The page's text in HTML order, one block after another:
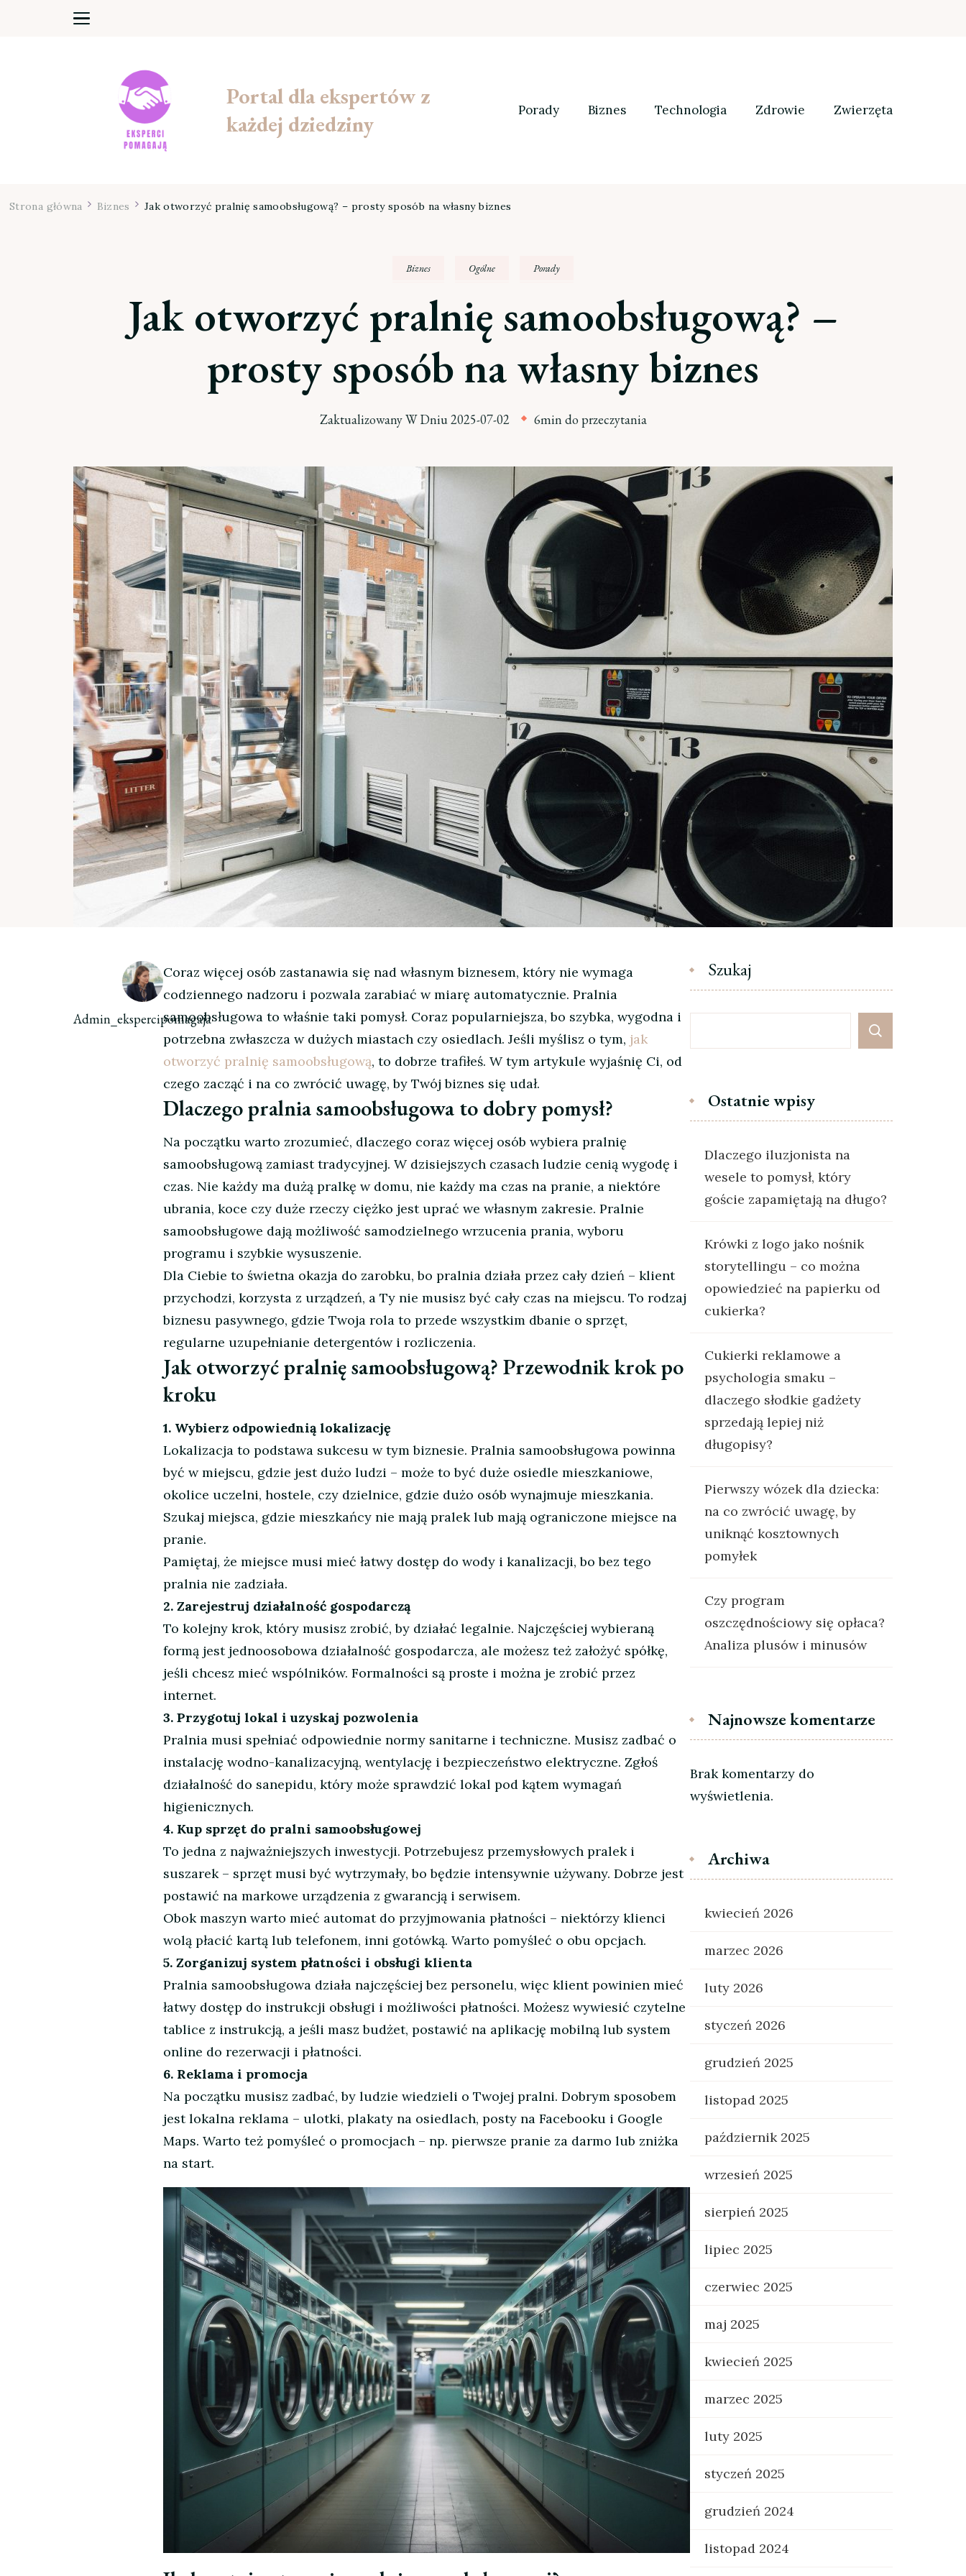
Portal dla ekspertów z
każdej dziedziny
Porady Biznes Technologia Zdrowie Zwierzęta
Strona główna Biznes Jak otworzyć pralnię samoobsługową? – prosty sposób na własny biznes
Biznes Ogólne Porady
Jak otworzyć pralnię samoobsługową? –
prosty sposób na własny biznes
Zaktualizowany W Dniu2025-07-02 6min do przeczytania
Admin_ekspercipomagaja
Coraz więcej osób zastanawia się nad własnym biznesem, który nie wymaga
codziennego nadzoru i pozwala zarabiać w miarę automatycznie. Pralnia
samoobsługowa to właśnie taki pomysł. Coraz popularniejsza, bo szybka, wygodna i
potrzebna zwłaszcza w dużych miastach czy osiedlach. Jeśli myślisz o tym, jak
otworzyć pralnię samoobsługową, to dobrze trafiłeś. W tym artykule wyjaśnię Ci, od
czego zacząć i na co zwrócić uwagę, by Twój biznes się udał.
Dlaczego pralnia samoobsługowa to dobry pomysł?
Na początku warto zrozumieć, dlaczego coraz więcej osób wybiera pralnię
samoobsługową zamiast tradycyjnej. W dzisiejszych czasach ludzie cenią wygodę i
czas. Nie każdy ma dużą pralkę w domu, nie każdy ma czas na pranie, a niektóre
ubrania, koce czy duże rzeczy ciężko jest uprać we własnym zakresie. Pralnie
samoobsługowe dają możliwość samodzielnego wrzucenia prania, wyboru
programu i szybkie wysuszenie.
Dla Ciebie to świetna okazja do zarobku, bo pralnia działa przez cały dzień – klient
przychodzi, korzysta z urządzeń, a Ty nie musisz być cały czas na miejscu. To rodzaj
biznesu pasywnego, gdzie Twoja rola to przede wszystkim dbanie o sprzęt,
regularne uzupełnianie detergentów i rozliczenia.
Jak otworzyć pralnię samoobsługową? Przewodnik krok po
kroku
1. Wybierz odpowiednią lokalizację
Lokalizacja to podstawa sukcesu w tym biznesie. Pralnia samoobsługowa powinna
być w miejscu, gdzie jest dużo ludzi – może to być duże osiedle mieszkaniowe,
okolice uczelni, hostele, czy dzielnice, gdzie dużo osób wynajmuje mieszkania.
Szukaj miejsca, gdzie mieszkańcy nie mają pralek lub mają ograniczone miejsce na
pranie.
Pamiętaj, że miejsce musi mieć łatwy dostęp do wody i kanalizacji, bo bez tego
pralnia nie zadziała.
2. Zarejestruj działalność gospodarczą
To kolejny krok, który musisz zrobić, by działać legalnie. Najczęściej wybieraną
formą jest jednoosobowa działalność gospodarcza, ale możesz też założyć spółkę,
jeśli chcesz mieć wspólników. Formalności są proste i można je zrobić przez
internet.
3. Przygotuj lokal i uzyskaj pozwolenia
Pralnia musi spełniać odpowiednie normy sanitarne i techniczne. Musisz zadbać o
instalację wodno-kanalizacyjną, wentylację i bezpieczeństwo elektryczne. Zgłoś
działalność do sanepidu, który może sprawdzić lokal pod kątem wymagań
higienicznych.
4. Kup sprzęt do pralni samoobsługowej
To jedna z najważniejszych inwestycji. Potrzebujesz przemysłowych pralek i
suszarek – sprzęt musi być wytrzymały, bo będzie intensywnie używany. Dobrze jest
postawić na markowe urządzenia z gwarancją i serwisem.
Obok maszyn warto mieć automat do przyjmowania płatności – niektórzy klienci
wolą płacić kartą lub telefonem, inni gotówką. Warto pomyśleć o obu opcjach.
5. Zorganizuj system płatności i obsługi klienta
Pralnia samoobsługowa działa najczęściej bez personelu, więc klient powinien mieć
łatwy dostęp do instrukcji obsługi i możliwości płatności. Możesz wywiesić czytelne
tablice z instrukcją, a jeśli masz budżet, postawić na aplikację mobilną lub system
online do rezerwacji i płatności.
6. Reklama i promocja
Na początku musisz zadbać, by ludzie wiedzieli o Twojej pralni. Dobrym sposobem
jest lokalna reklama – ulotki, plakaty na osiedlach, posty na Facebooku i Google
Maps. Warto też pomyśleć o promocjach – np. pierwsze pranie za darmo lub zniżka
na start.
Szukaj
Ostatnie wpisy
Dlaczego iluzjonista na
wesele to pomysł, który
goście zapamiętają na długo?
Krówki z logo jako nośnik
storytellingu – co można
opowiedzieć na papierku od
cukierka?
Cukierki reklamowe a
psychologia smaku –
dlaczego słodkie gadżety
sprzedają lepiej niż
długopisy?
Pierwszy wózek dla dziecka:
na co zwrócić uwagę, by
uniknąć kosztownych
pomyłek
Czy program
oszczędnościowy się opłaca?
Analiza plusów i minusów
Najnowsze komentarze
Brak komentarzy do
wyświetlenia.
Archiwa
kwiecień 2026
marzec 2026
luty 2026
styczeń 2026
grudzień 2025
listopad 2025
październik 2025
wrzesień 2025
sierpień 2025
lipiec 2025
czerwiec 2025
maj 2025
kwiecień 2025
marzec 2025
luty 2025
styczeń 2025
grudzień 2024
listopad 2024